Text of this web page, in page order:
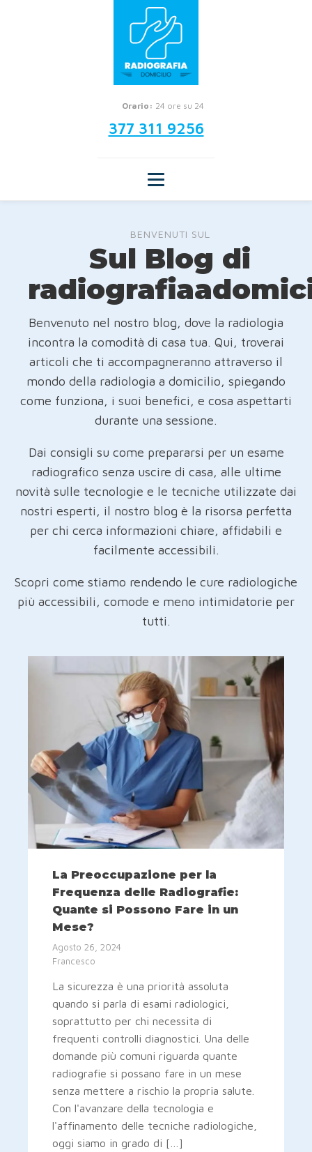
Orario: 24 ore su 24
377 311 9256
BENVENUTI SUL
Sul Blog di
Benvenuto nel nostro blog, dove la radiologia
incontra la comodità di casa tua. Qui, troverai
articoli che ti accompagneranno attraverso il
mondo della radiologia a domicilio, spiegando
come funziona, i suoi benefici, e cosa aspettarti
durante una sessione.
Dai consigli su come prepararsi per un esame
radiografico senza uscire di casa, alle ultime
novità sulle tecnologie e le tecniche utilizzate dai
nostri esperti, il nostro blog è la risorsa perfetta
per chi cerca informazioni chiare, affidabili e
facilmente accessibili.
Scopri come stiamo rendendo le cure radiologiche
più accessibili, comode e meno intimidatorie per
tutti.
La Preoccupazione per la
Frequenza delle Radiografie:
Quante si Possono Fare in un
Mese?
Agosto 26, 2024
Francesco
La sicurezza è una priorità assoluta
quando si parla di esami radiologici,
soprattutto per chi necessita di
frequenti controlli diagnostici. Una delle
domande più comuni riguarda quante
radiografie si possano fare in un mese
senza mettere a rischio la propria salute.
Con l'avanzare della tecnologia e
l'affinamento delle tecniche radiologiche,
oggi siamo in grado di […]